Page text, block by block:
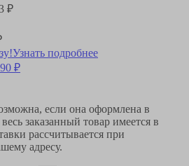
₽
Узнать подробнее
₽
если она оформлена в
заказанный товар имеется в
рассчитывается при
адресу.